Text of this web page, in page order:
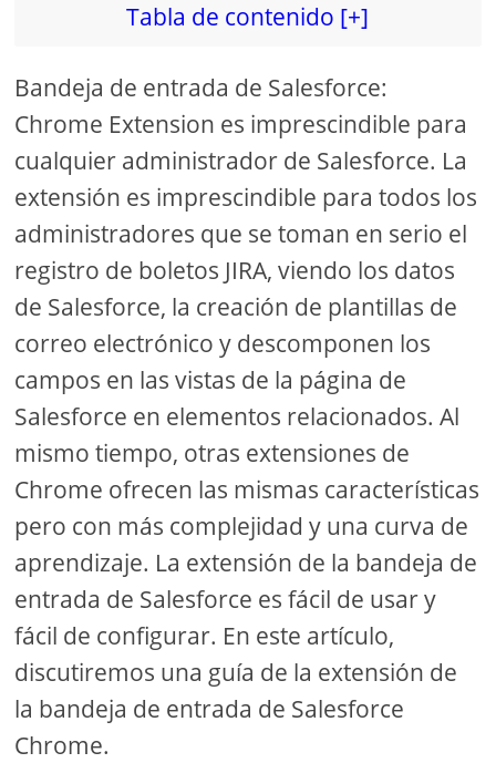
Tabla de contenido [+]
Bandeja de entrada de Salesforce:
Chrome Extension es imprescindible para
cualquier administrador de Salesforce. La
extensión es imprescindible para todos los
administradores que se toman en serio el
registro de boletos JIRA, viendo los datos
de Salesforce, la creación de plantillas de
correo electrónico y descomponen los
campos en las vistas de la página de
Salesforce en elementos relacionados. Al
mismo tiempo, otras extensiones de
Chrome ofrecen las mismas características
pero con más complejidad y una curva de
aprendizaje. La extensión de la bandeja de
entrada de Salesforce es fácil de usar y
fácil de configurar. En este artículo,
discutiremos una guía de la extensión de
la bandeja de entrada de Salesforce
Chrome.